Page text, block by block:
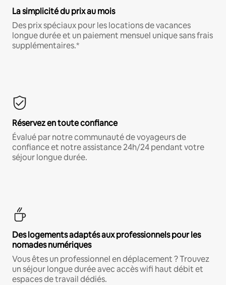
La simplicité du prix au mois
Des prix spéciaux pour les locations de vacances
longue durée et un paiement mensuel unique sans frais
supplémentaires.*
Réservez en toute confiance
Évalué par notre communauté de voyageurs de
confiance et notre assistance 24h/24 pendant votre
séjour longue durée.
Des logements adaptés aux professionnels pour les
nomades numériques
Vous êtes un professionnel en déplacement ? Trouvez
un séjour longue durée avec accès wifi haut débit et
espaces de travail dédiés.